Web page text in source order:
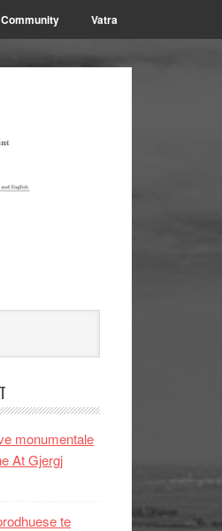
Community Vatra
monumentale
At Gjergj
te